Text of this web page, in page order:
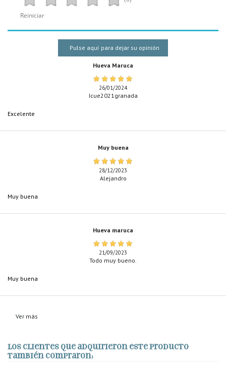
Reiniciar
Pulse aquí para dejar su opinión
Hueva Maruca
26/01/2024
Icue2021granada
Excelente
Muy buena
28/12/2023
Alejandro
Muy buena
Hueva maruca
21/09/2023
Todo muy bueno.
Muy buena
Ver más
Los clientes que adquirieron este producto
también compraron: